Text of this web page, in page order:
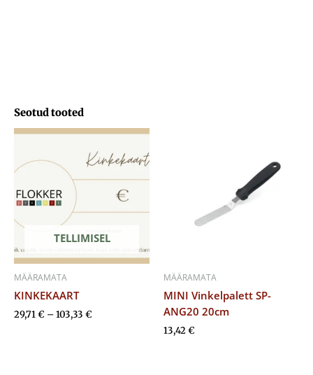
Seotud tooted
TELLIMISEL
MÄÄRAMATA
KINKEKAART
29,71€ –103,33 €
Hinnavahemik:
kuni
103,33 €
MÄÄRAMATA
MINI Vinkelpalett SP-
ANG20 20cm
13,42€